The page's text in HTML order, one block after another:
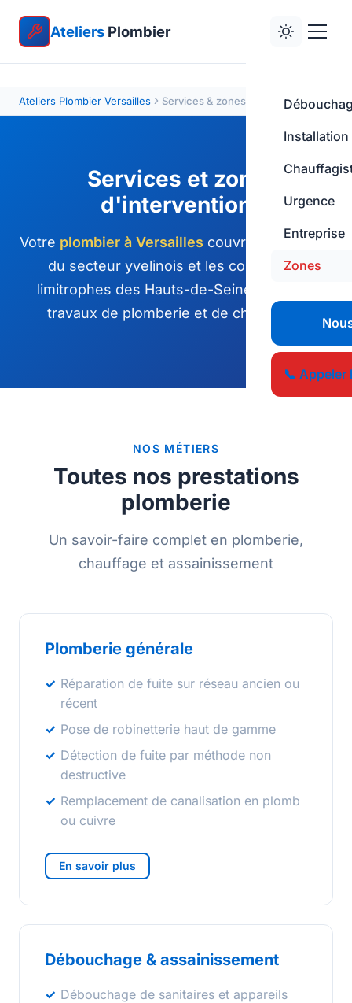
Ateliers Plombier
Installation
Urgence
Entreprise
Zones
📞 Appeler
Ateliers Plombier Versailles Services & zones
Services et zone
d'intervention
Votre plombier à Versailles couvre l'ensemble
du secteur yvelinois et les communes
limitrophes des Hauts-de-Seine pour vos
travaux de plomberie et de chauffage.
NOS MÉTIERS
Toutes nos prestations
plomberie
Un savoir-faire complet en plomberie,
chauffage et assainissement
Plomberie générale
Réparation de fuite sur réseau ancien ou
récent
Pose de robinetterie haut de gamme
Détection de fuite par méthode non
destructive
Remplacement de canalisation en plomb
ou cuivre
En savoir plus
Débouchage & assainissement
Débouchage de sanitaires et appareils